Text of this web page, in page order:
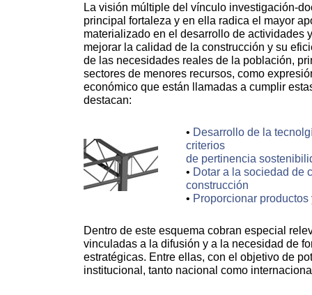
La visión múltiple del vínculo investigación-
principal fortaleza y en ella radica el mayor
materializado en el desarrollo de actividades
mejorar la calidad de la construcción y su
de las necesidades reales de la población,
sectores de menores recursos, como
económico que están llamadas a cumplir
destacan:
• Desarrollo de la
criterios
de pertinencia
• Dotar a la sociedad de
construcción
• Proporcionar
Dentro de este esquema cobran especial
vinculadas a la difusión y a la necesidad de
estratégicas. Entre ellas, con el objetivo de
institucional, tanto nacional como